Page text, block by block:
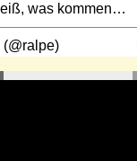
was kommen…
(@ralpe)